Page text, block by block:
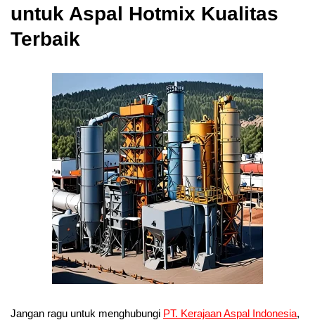
untuk Aspal Hotmix Kualitas
Terbaik
Jangan ragu untuk menghubungi PT. Kerajaan Aspal Indonesia,